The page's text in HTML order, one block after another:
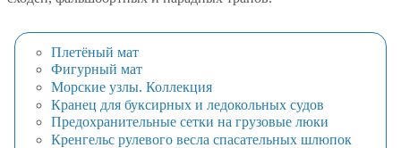
Плетёный мат
Фигурный мат
Морские узлы. Коллекция
Кранец для буксирных и ледокольных судов
Предохранительные сетки на грузовые люки
Кренгельс рулевого весла спасательных шлюпок